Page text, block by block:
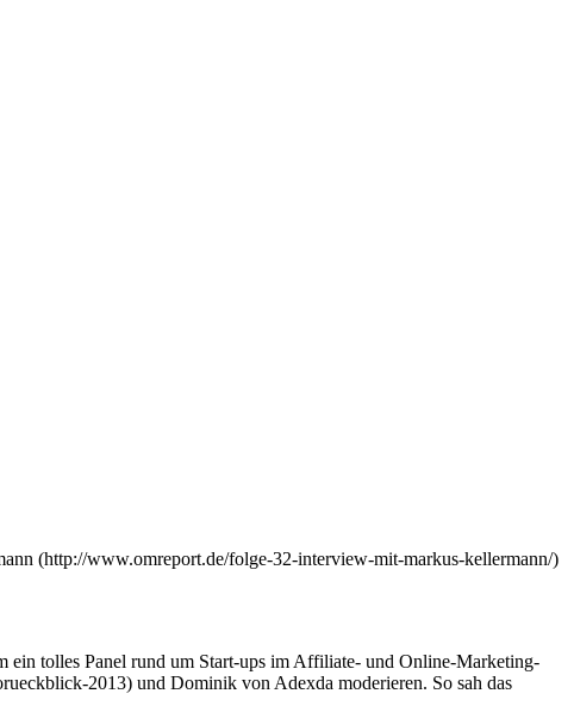
(http://www.omreport.de/folge-32-interview-mit-markus-kellermann/)
ein tolles Panel rund um Start-ups im Affiliate- und Online-Marketing-
2013) und Dominik von Adexda moderieren. So sah das